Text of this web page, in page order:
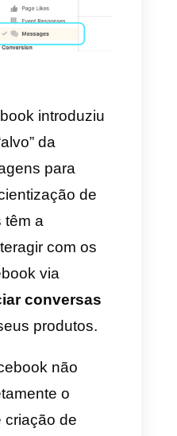
passiva
cliente. Então,
com clientes em
chats no
clientes em